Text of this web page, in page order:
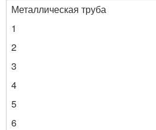
Металлическая труба
1
2
3
4
5
6